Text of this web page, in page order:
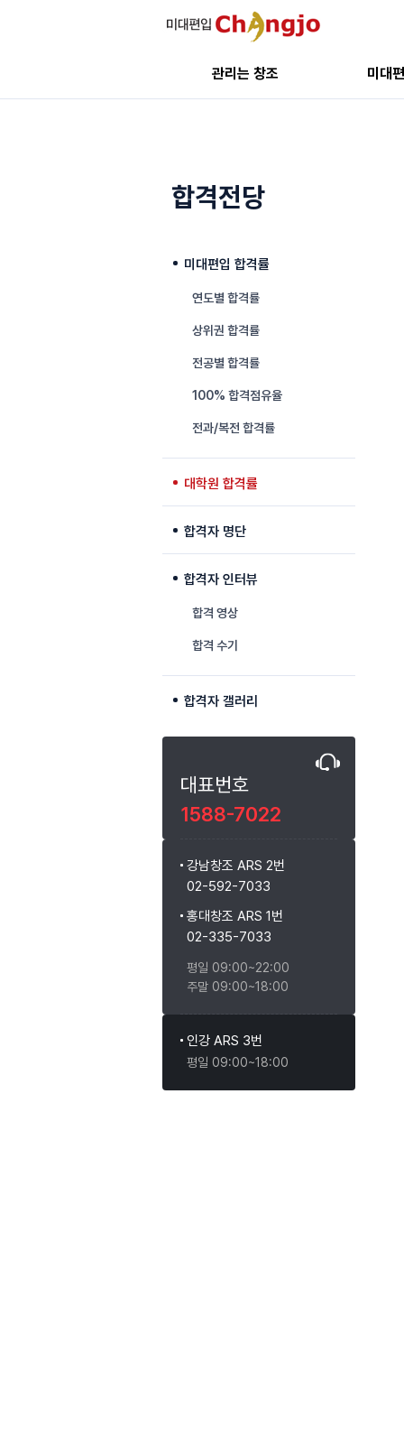
관리는 창조 미대
합격전당
미대편입 합격률
연도별 합격률
상위권 합격률
전공별 합격률
100% 합격점유율
전과/복전 합격률
대학원 합격률
합격자 명단
합격자 인터뷰
합격 영상
합격 수기
합격자 갤러리
대표번호
1588-7022
강남창조 ARS 2번
02-592-7033
홍대창조 ARS 1번
02-335-7033
평일 09:00~22:00
주말 09:00~18:00
인강 ARS 3번
평일 09:00~18:00